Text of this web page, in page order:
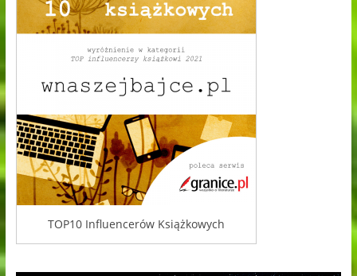
TOP10 Influencerów Książkowych